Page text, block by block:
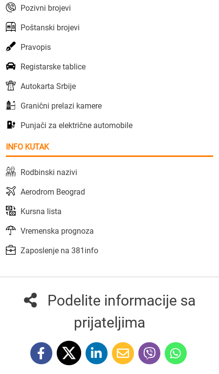
Pozivni brojevi
Poštanski brojevi
Pravopis
Registarske tablice
Autokarta Srbije
Granični prelazi kamere
Punjači za električne automobile
INFO KUTAK
Rodbinski nazivi
Aerodrom Beograd
Kursna lista
Vremenska prognoza
Zaposlenje na 381info
Podelite informacije sa
prijateljima